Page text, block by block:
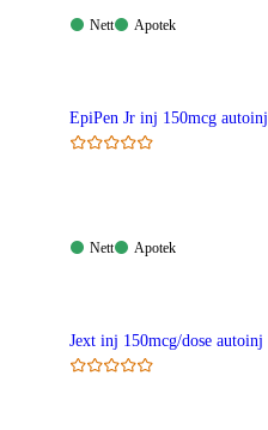
Nett:
Nett
Apotek:
Apotek
EpiPen Jr inj 150mcg autoinj
Nett:
Nett
Apotek:
Apotek
Jext inj 150mcg/dose autoinj